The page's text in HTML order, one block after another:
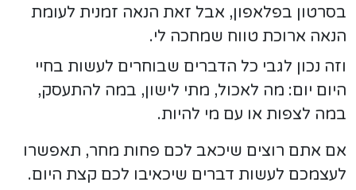
בסרטון בפלאפון, אבל זאת הנאה זמנית לעומת
הנאה ארוכת טווח שמחכה לי.
וזה נכון לגבי כל הדברים שבוחרים לעשות בחיי
היום יום: מה לאכול, מתי לישון, במה להתעסק,
במה לצפות או עם מי להיות.
אם אתם רוצים שיכאב לכם פחות מחר, תאפשרו
לעצמכם לעשות דברים שיכאיבו לכם קצת היום.